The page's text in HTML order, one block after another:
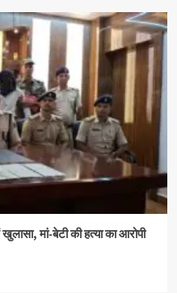
मां-बेटी की हत्या का आरोपी